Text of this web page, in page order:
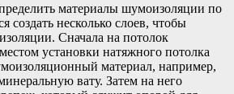
материалы шумоизоляции по
создать несколько слоев, чтобы
Сначала на потолок
установки натяжного потолка
материал, например,
вату. Затем на него